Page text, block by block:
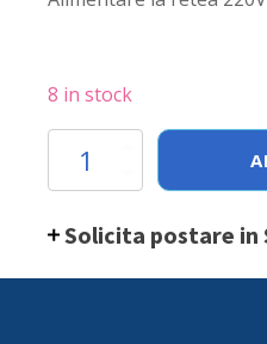
8 in stock
Aparat
pentru
inghetata
272x315x(H)362
Solicita postare in